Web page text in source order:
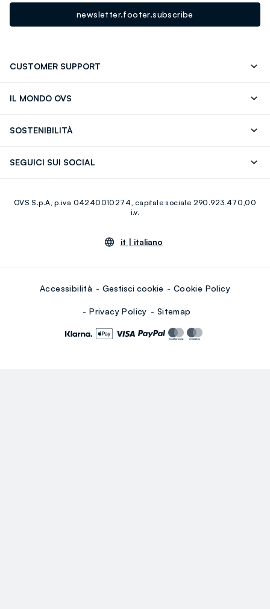
newsletter.footer.subscribe
CUSTOMER SUPPORT
IL MONDO OVS
Giftcard
SOSTENIBILITÀ
SEGUICI SUI SOCIAL
Youtube Linkedin
OVS S.p.A, p.iva 04240010274, capitale sociale 290.923.470,00
i.v.
it | italiano
Accessibilità Gestisci cookie Cookie Policy
Privacy Policy Sitemap